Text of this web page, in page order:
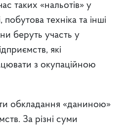
таких «нальотів» у
техніка та інші
беруть участь у
які
з окупаційною
обкладання «даниною»
За різні суми